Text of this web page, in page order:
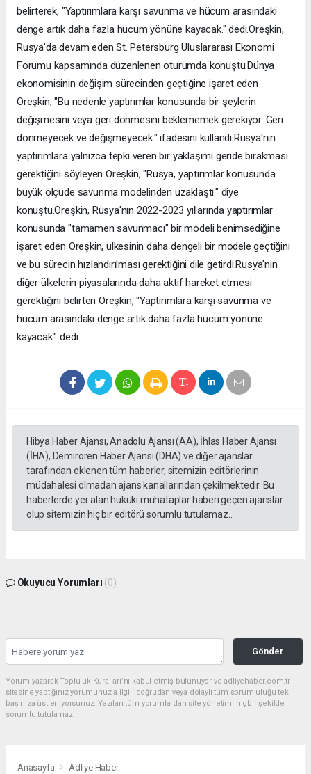
belirterek, "Yaptırımlara karşı savunma ve hücum arasındaki
denge artık daha fazla hücum yönüne kayacak." dedi.Oreşkin,
Rusya'da devam eden St. Petersburg Uluslararası Ekonomi
Forumu kapsamında düzenlenen oturumda konuştu.Dünya
ekonomisinin değişim sürecinden geçtiğine işaret eden
Oreşkin, "Bu nedenle yaptırımlar konusunda bir şeylerin
değişmesini veya geri dönmesini beklememek gerekiyor. Geri
dönmeyecek ve değişmeyecek." ifadesini kullandı.Rusya'nın
yaptırımlara yalnızca tepki veren bir yaklaşımı geride bırakması
gerektiğini söyleyen Oreşkin, "Rusya, yaptırımlar konusunda
büyük ölçüde savunma modelinden uzaklaştı." diye
konuştu.Oreşkin, Rusya'nın 2022-2023 yıllarında yaptırımlar
konusunda "tamamen savunmacı" bir modeli benimsediğine
işaret eden Oreşkin, ülkesinin daha dengeli bir modele geçtiğini
ve bu sürecin hızlandırılması gerektiğini dile getirdi.Rusya'nın
diğer ülkelerin piyasalarında daha aktif hareket etmesi
gerektiğini belirten Oreşkin, "Yaptırımlara karşı savunma ve
hücum arasındaki denge artık daha fazla hücum yönüne
kayacak." dedi.
Hibya Haber Ajansı, Anadolu Ajansı (AA), İhlas Haber Ajansı
(İHA), Demirören Haber Ajansı (DHA) ve diğer ajanslar
tarafından eklenen tüm haberler, sitemizin editörlerinin
müdahalesi olmadan ajans kanallarından çekilmektedir. Bu
haberlerde yer alan hukuki muhataplar haberi geçen ajanslar
olup sitemizin hiç bir editörü sorumlu tutulamaz...
Okuyucu Yorumları (0)
Gönder
Yorum yazarak Topluluk Kuralları’nı kabul etmiş bulunuyor ve adliyehaber.com.tr
sitesine yaptığınız yorumunuzla ilgili doğrudan veya dolaylı tüm sorumluluğu tek
başınıza üstleniyorsunuz. Yazılan tüm yorumlardan site yönetimi hiçbir şekilde
sorumlu tutulamaz.
Anasayfa Adliye Haber